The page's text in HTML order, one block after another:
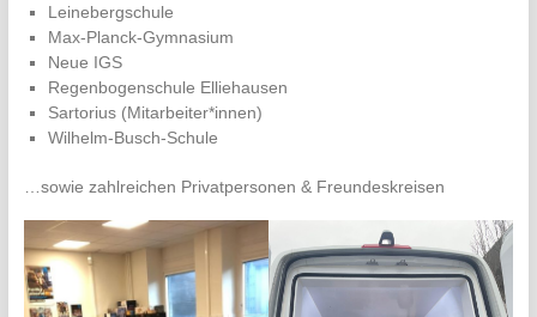
Leinebergschule
Max-Planck-Gymnasium
Neue IGS
Regenbogenschule Elliehausen
Sartorius (Mitarbeiter*innen)
Wilhelm-Busch-Schule
…sowie zahlreichen Privatpersonen & Freundeskreisen